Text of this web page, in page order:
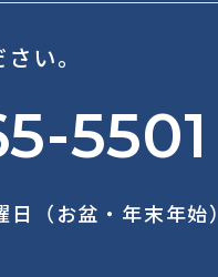
い。
5501
（お盆・年末年始）